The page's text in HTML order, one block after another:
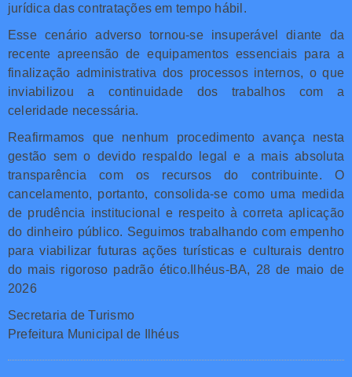
jurídica das contratações em tempo hábil.
Esse cenário adverso tornou-se insuperável diante da
recente apreensão de equipamentos essenciais para a
finalização administrativa dos processos internos, o que
inviabilizou a continuidade dos trabalhos com a
celeridade necessária.
Reafirmamos que nenhum procedimento avança nesta
gestão sem o devido respaldo legal e a mais absoluta
transparência com os recursos do contribuinte. O
cancelamento, portanto, consolida-se como uma medida
de prudência institucional e respeito à correta aplicação
do dinheiro público. Seguimos trabalhando com empenho
para viabilizar futuras ações turísticas e culturais dentro
do mais rigoroso padrão ético.Ilhéus-BA, 28 de maio de
2026
Secretaria de Turismo
Prefeitura Municipal de Ilhéus